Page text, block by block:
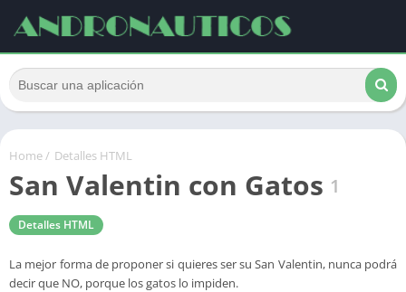
Home/ Detalles HTML
San Valentin con Gatos 1
Detalles HTML
La mejor forma de proponer si quieres ser su San Valentin, nunca podrá
decir que NO, porque los gatos lo impiden.